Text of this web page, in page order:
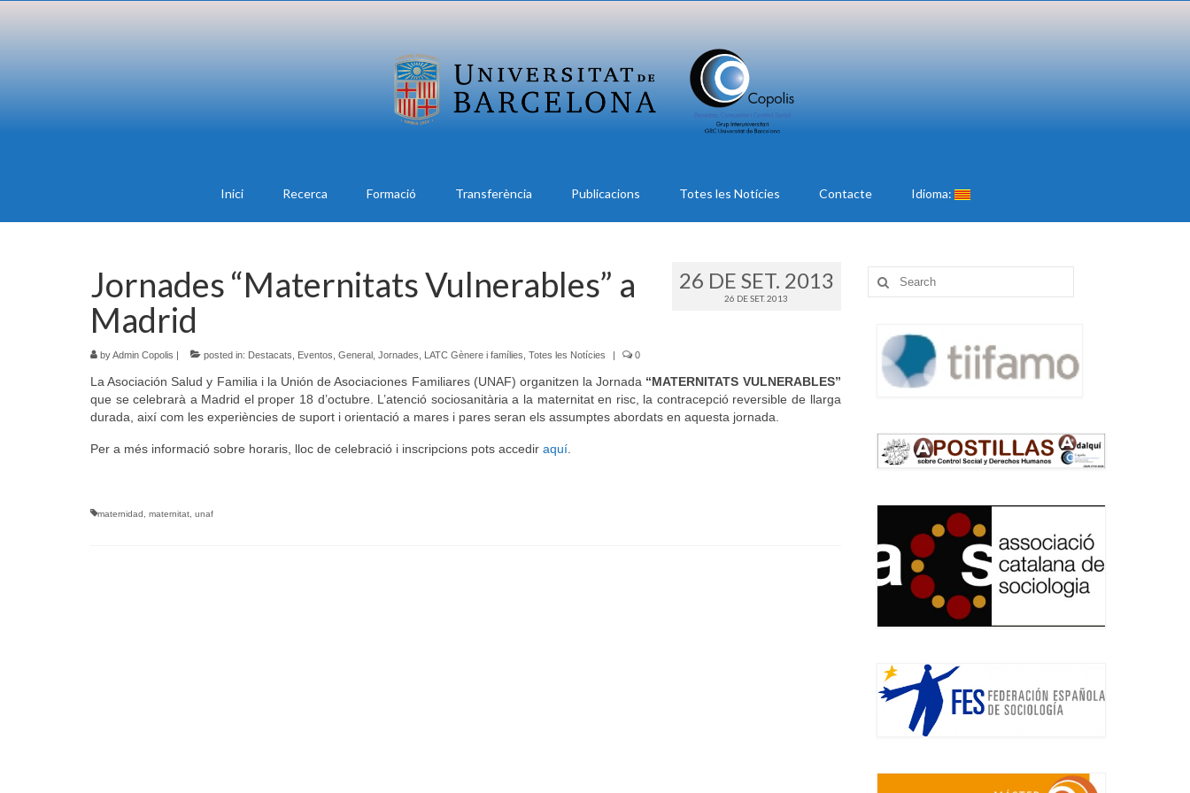
Inici Recerca Formació Transferència Publicacions Totes les Notícies Contacte Idioma:
26 DE SET. 2013
26 DE SET. 2013
Jornades “Maternitats Vulnerables” a
Madrid
byAdmin Copolis | posted in: Destacats Eventos General Jornades LATC Gènere i famílies Totes les Notícies | 0
La Asociación Salud y Familia i la Unión de Asociaciones Familiares (UNAF) organitzen la Jornada “MATERNITATS VULNERABLES”
que se celebrarà a Madrid el proper 18 d’octubre. L’atenció sociosanitària a la maternitat en risc, la contracepció reversible de llarga
durada així com les experiències de suport i orientació a mares i pares seran els assumptes abordats en aquesta jornada
Per a més informació sobre horaris lloc de celebració i inscripcions pots accedir aquí
maternidad maternitat unaf
Search
for: